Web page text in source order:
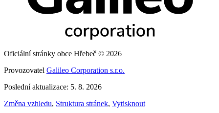
Oficiální stránky obce Hřebeč © 2026
Provozovatel Galileo Corporation s.r.o.
Poslední aktualizace: 5. 8. 2026
Změna vzhledu, Struktura stránek, Vytisknout